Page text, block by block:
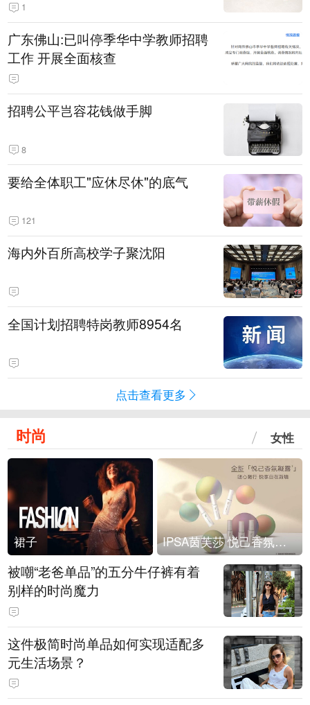
1
广东佛山:已叫停季华中学教师招聘
工作 开展全面核查
招聘公平岂容花钱做手脚
8
要给全体职工"应休尽休"的底气
121
海内外百所高校学子聚沈阳
全国计划招聘特岗教师8954名
点击查看更多
时尚 女性
裙子 IPSA茵芙莎 悦己香氛凝露上市
被嘲“老爸单品”的五分牛仔裤有着
别样的时尚魔力
这件极简时尚单品如何实现适配多
元生活场景？